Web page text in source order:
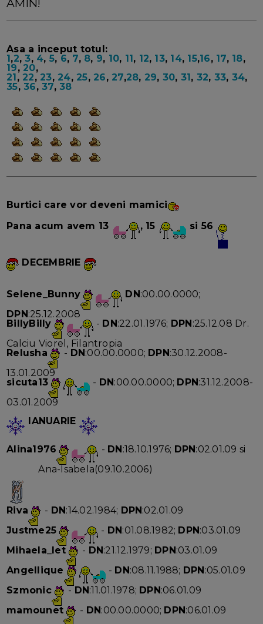
AMIN!
Asa a inceput totul:
1,2, 3, 4, 5, 6, 7, 8, 9, 10, 11, 12, 13, 14, 15,16, 17, 18,
19, 20,
21, 22, 23, 24, 25, 26, 27,28, 29, 30, 31, 32, 33, 34,
35,36,37,38
Burtici care vor deveni mamici
Pana acum avem 13
, 15 si 56
DECEMBRIE
Selene_Bunny DN:00.00.0000;
DPN:25.12.2008
BillyBilly
- DN:22.01.1976; DPN:25.12.08 Dr.
Calciu Viorel, Filantropia
Relusha
- DN:00.00.0000; DPN:30.12.2008-
13.01.2009
sicuta13
- DN:00.00.0000; DPN:31.12.2008-
03.01.2009
IANUARIE
Alina1976 - DN:18.10.1976; DPN:02.01.09 si
Ana-Isabela(09.10.2006)
Riva - DN:14.02.1984; DPN:02.01.09
Justme25
- DN:01.08.1982; DPN:03.01.09
Mihaela_let
- DN:21.12.1979; DPN:03.01.09
Angellique
- DN:08.11.1988; DPN:05.01.09
Szmonic
- DN:11.01.1978; DPN:06.01.09
mamounet
- DN:00.00.0000; DPN:06.01.09